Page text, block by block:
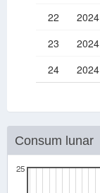
22
2024
23
2024
24
2024
Consum lunar
25